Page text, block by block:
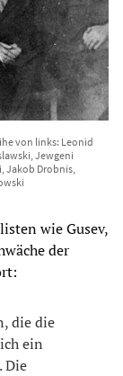
von links: Leonid
Jewgeni
Jakob Drobnis,
wie Gusev,
der
die die
ein
Die